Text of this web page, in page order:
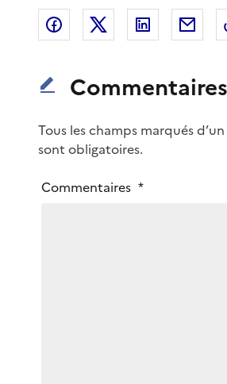
Partager sur Facebook
Partager sur X
Partager
Commentaires
Tous les champs marqués
sont obligatoires.
V
Commentaires *